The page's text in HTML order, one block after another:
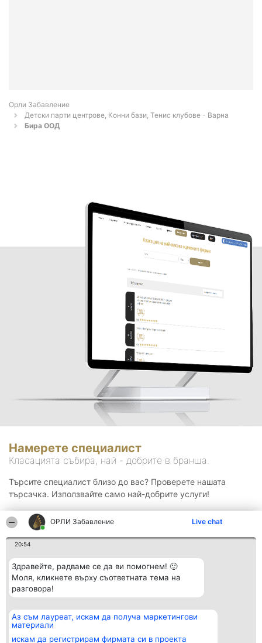
ОРЛИ Забавление Live chat
20:54
Здравейте, радваме се да ви помогнем! 🙂
Моля, кликнете върху съответната тема на
разговора!
Аз съм лауреат, искам да получа маркетингови
материали
искам да регистрирам фирмата си в проекта
Орли Забавление
Детски парти центрове, Конни бази, Тенис клубове - Варна
Бира ООД
Намерете специалист
Класацията събира, най - добрите в бранша.
Търсите специалист близо до вас? Проверете нашата
търсачка. Използвайте само най-добрите услуги!
Организатор на
класиране
Класация Контакти